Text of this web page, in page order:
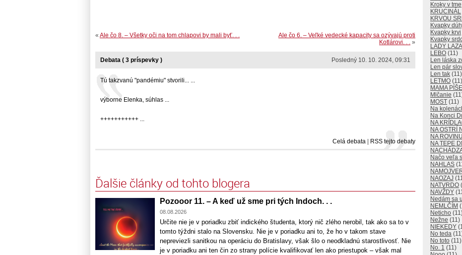
Ale čo 6. – Veľké vedecké kapacity sa ozývajú proti
Kotlárovi. . .
»
« Ale čo 8. – Všetky oči na tom chlapovi by mali byť. . .
Posledný 10. 10. 2024, 09:31
Debata ( 3 príspevky )
Tú takzvanú "pandémiu" stvorili... ...
výborne Elenka, súhlas ...
+++++++++++ ...
Celá debata | RSS tejto debaty
Ďalšie články od tohto blogera
Pozooor 11. – A keď už sme pri tých Indoch. . .
08.08.2026
Určite nie je v poriadku zbiť indického študenta, ktorý nič zlého nerobil, tak ako sa to v
tomto týždni stalo na Slovensku. Nie je v poriadku ani to, že ho v takom stave
nepreviezli sanitkou na operáciu do Bratislavy, však šlo o neodkladnú starostlivosť. Nie
je v poriadku ani ten čin zo strany polície kvalifikovať len ako priestupok – však mal
Kroky v tme
KRUCINÁL
KRVOU
Kvapky
Kvapky krvi
Kvapky
LADY
LEBO (11)
Len láska
Len pár
Len tak (11)
LETMO (11)
MAMA PÍŠE
Mlčanie
MOST (11)
Na
Na Konci
NA
NA OSTRÍ
NA ROVINU
NA TEPE
Načo veľa
NAHLAS
NAOZAJ
NATVRDO
NAVŽDY
Nedám sa
NEMLČÍM
Neticho
Nežne (11)
NIEKEDY
No teda
No toto (11)
No. 1 (11)